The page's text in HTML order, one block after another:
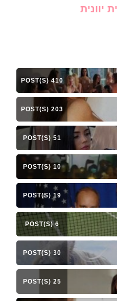
יוונית
410 POST(S)
203 POST(S)
51 POST(S)
10 POST(S)
19 POST(S)
6 POST(S)
30 POST(S)
25 POST(S)